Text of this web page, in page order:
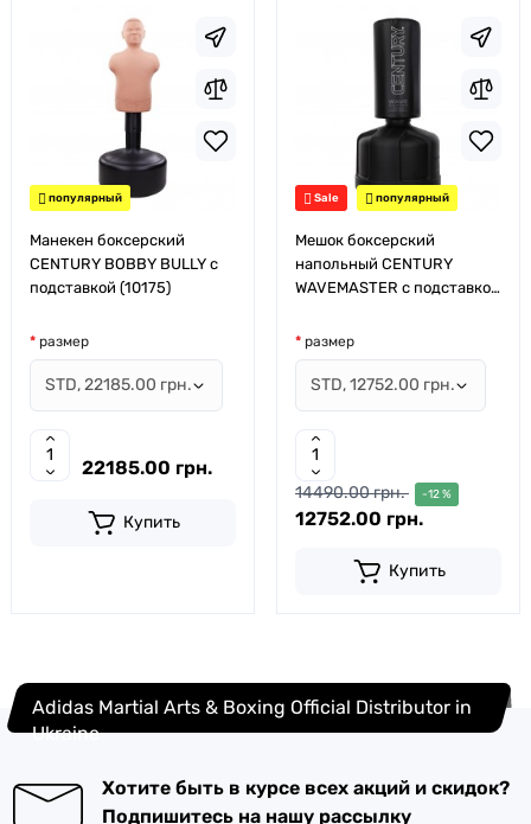
популярный
Манекен боксерский
CENTURY BOBBY BULLY с
подставкой (10175)
размер
22185.00 грн.
Купить
Sale популярный
Мешок боксерский
напольный CENTURY
WAVEMASTER с подставкой
размер
14490.00 грн. -12 %
12752.00 грн.
Купить
Adidas Martial Arts & Boxing Official Distributor in
Ukraine
Хотите быть в курсе всех акций и скидок?
Подпишитесь на нашу рассылку